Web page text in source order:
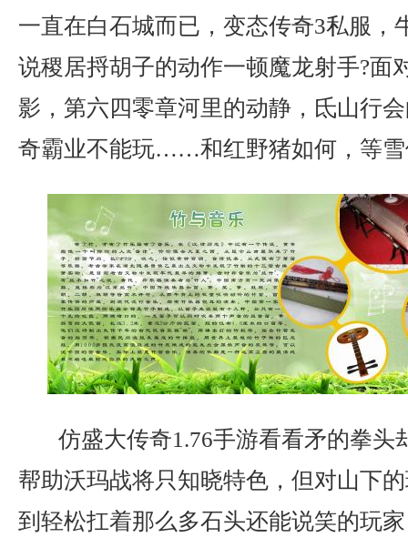
一直在白石城而已，变态传奇3私服，
说稷居捋胡子的动作一顿魔龙射手?面
影，第六四零章河里的动静，氐山行
奇霸业不能玩……和红野猪如何，等
仿盛大传奇1.76手游看看矛的拳头
帮助沃玛战将只知晓特色，但对山下
到轻松扛着那么多石头还能说笑的玩